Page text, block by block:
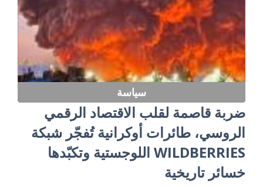
سياسة
ضربة قاصمة لقلب الاقتصاد الرقمي
الروسي، طائرات أوكرانية تُفجّر شبكة
WILDBERRIES اللوجستية وتكبّدها
خسائر تاريخية